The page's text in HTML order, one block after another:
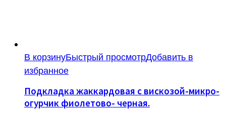
В корзинуБыстрый просмотрДобавить в
избранное
Подкладка жаккардовая с вискозой-микро-
огурчик фиолетово- черная.